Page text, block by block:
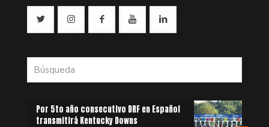
Por 5to año consecutivo DRF en Español
transmitirá Kentucky Downs